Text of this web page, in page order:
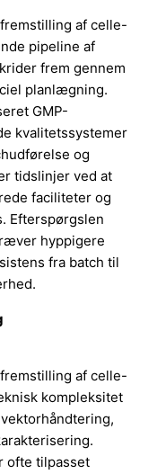
af celle-
pipeline af
frem gennem
planlægning.
GMP-
kvalitetssystemer
og
tidslinjer ved at
faciliteter og
Efterspørgslen
hyppigere
fra batch til
af celle-
kompleksitet
ofte tilpasset